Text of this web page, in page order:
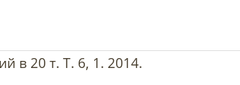
в 20 т. Т. 6, 1. 2014.